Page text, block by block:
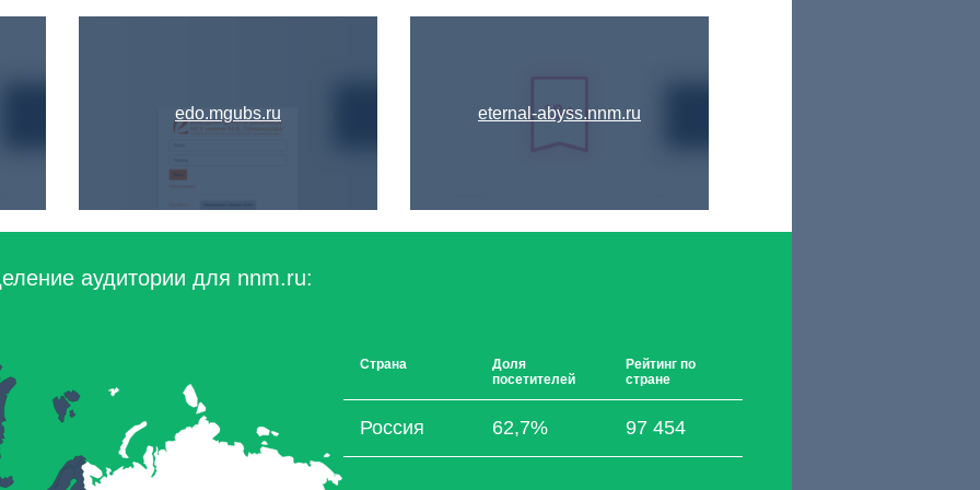
edo.mgubs.ru eternal-abyss.nnm.ru
аудитории для nnm.ru:
Страна
Доля
посетителей
Рейтинг по
стране
Россия 62,7% 97 454